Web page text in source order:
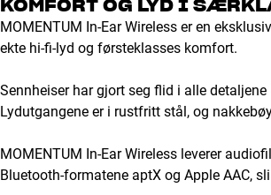
KOMFORT OG LYD I
MOMENTUM In-Ear Wireless er en
ekte hi-fi-lyd og førsteklasses komfort.
Sennheiser har gjort seg flid i alle
Lydutgangene er i rustfritt stål, og
MOMENTUM In-Ear Wireless leverer
Bluetooth-formatene aptX og Apple AAC,